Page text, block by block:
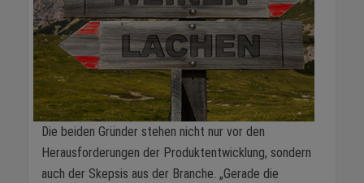
Die beiden Gründer stehen nicht nur vor den
Herausforderungen der Produktentwicklung, sondern
auch der Skepsis aus der Branche. „Gerade die